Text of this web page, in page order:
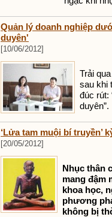
Quản lý doanh nghiệp
duyên'
[10/06/2012]
Trải
sau khi
đúc rút:
duyên”.
‘Lửa tam muội bí
[20/05/2012]
Nhục thân
mang đậm
khoa học,
phương
không bị